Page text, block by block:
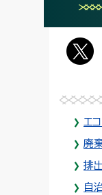
エ
廃
排
自